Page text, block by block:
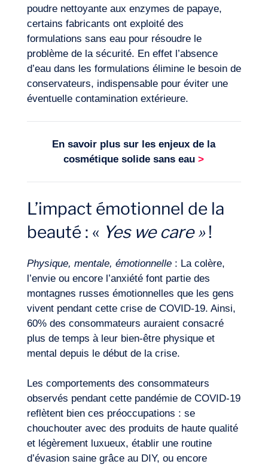
poudre nettoyante aux enzymes de papaye,
certains fabricants ont exploité des
formulations sans eau pour résoudre le
problème de la sécurité. En effet l’absence
d’eau dans les formulations élimine le besoin de
conservateurs, indispensable pour éviter une
éventuelle contamination extérieure.
En savoir plus sur lesenjeux de la
cosmétique solide sans eau >
L’impact émotionnel de la
beauté : « Yes we care »!
Physique, mentale, émotionnelle: La colère,
l’envie ou encore l’anxiété font partie des
montagnes russes émotionnelles que les gens
vivent pendant cette crise de COVID-19. Ainsi,
60% des consommateurs auraient consacré
plus de temps à leur bien-être physique et
mental depuis le début de la crise.
Les comportements des consommateurs
observés pendant cette pandémie de COVID-19
reflètent bien ces préoccupations : se
chouchouter avec des produits de haute qualité
et légèrement luxueux, établir une routine
d’évasion saine grâce au DIY, ou encore